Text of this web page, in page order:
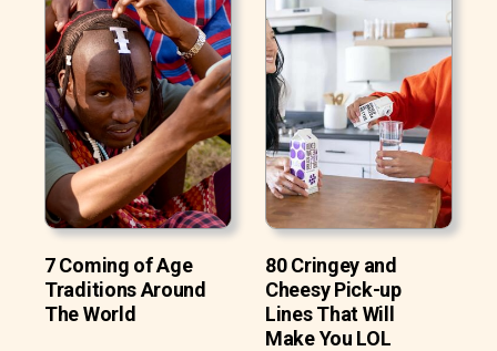
7 Coming of Age
Traditions Around
The World
80 Cringey and
Cheesy Pick-up
Lines That Will
Make You LOL